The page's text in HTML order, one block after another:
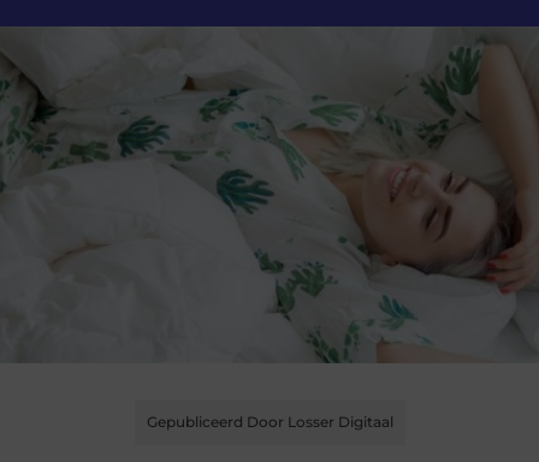
Gepubliceerd Door Losser Digitaal